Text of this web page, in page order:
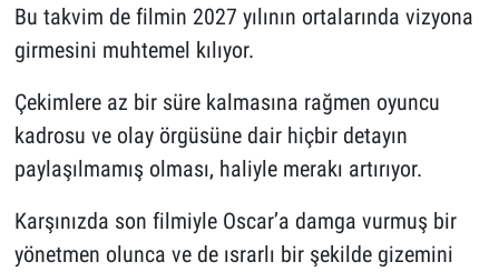
Bu takvim de filmin 2027 yılının ortalarında vizyona
girmesini muhtemel kılıyor.
Çekimlere az bir süre kalmasına rağmen oyuncu
kadrosu ve olay örgüsüne dair hiçbir detayın
paylaşılmamış olması, haliyle merakı artırıyor.
Karşınızda son filmiyle Oscar’a damga vurmuş bir
yönetmen olunca ve de ısrarlı bir şekilde gizemini